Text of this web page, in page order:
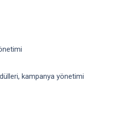
kampanya yönetimi